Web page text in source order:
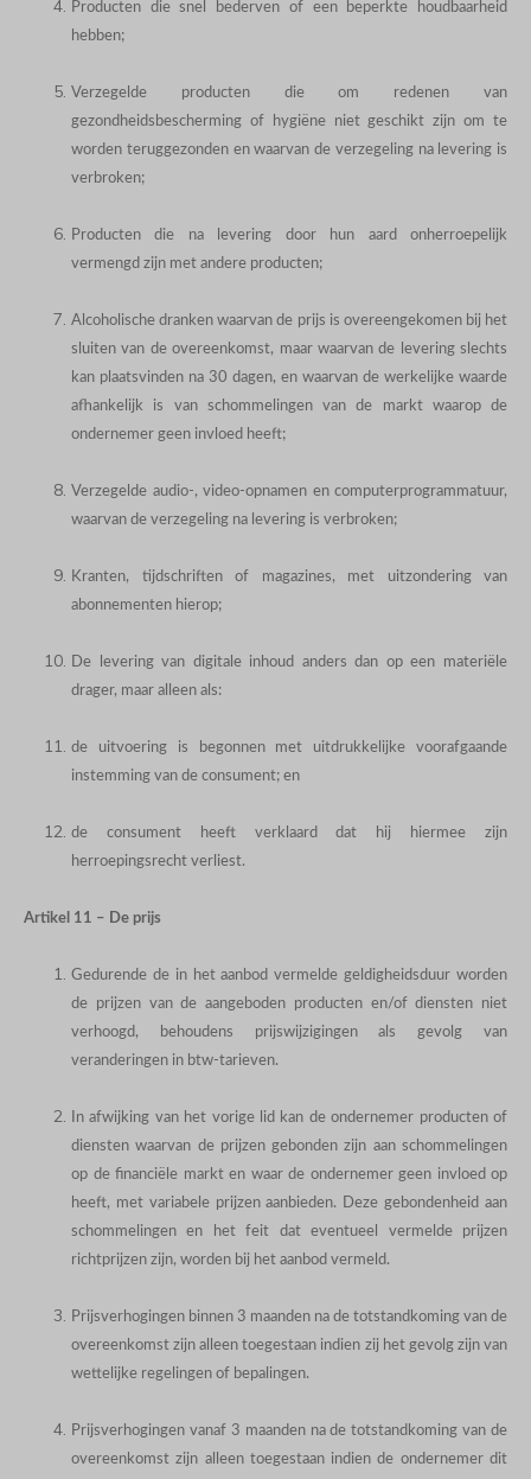
Producten die snel bederven of een beperkte houdbaarheid
hebben;
Verzegelde producten die om redenen van
gezondheidsbescherming of hygiëne niet geschikt zijn om te
worden teruggezonden en waarvan de verzegeling na levering is
verbroken;
Producten die na levering door hun aard onherroepelijk
vermengd zijn met andere producten;
Alcoholische dranken waarvan de prijs is overeengekomen bij het
sluiten van de overeenkomst, maar waarvan de levering slechts
kan plaatsvinden na 30 dagen, en waarvan de werkelijke waarde
afhankelijk is van schommelingen van de markt waarop de
ondernemer geen invloed heeft;
Verzegelde audio-, video-opnamen en computerprogrammatuur,
waarvan de verzegeling na levering is verbroken;
Kranten, tijdschriften of magazines, met uitzondering van
abonnementen hierop;
De levering van digitale inhoud anders dan op een materiële
drager, maar alleen als:
de uitvoering is begonnen met uitdrukkelijke voorafgaande
instemming van de consument; en
de consument heeft verklaard dat hij hiermee zijn
herroepingsrecht verliest.
Artikel 11 – De prijs
Gedurende de in het aanbod vermelde geldigheidsduur worden
de prijzen van de aangeboden producten en/of diensten niet
verhoogd, behoudens prijswijzigingen als gevolg van
veranderingen in btw-tarieven.
In afwijking van het vorige lid kan de ondernemer producten of
diensten waarvan de prijzen gebonden zijn aan schommelingen
op de financiële markt en waar de ondernemer geen invloed op
heeft, met variabele prijzen aanbieden. Deze gebondenheid aan
schommelingen en het feit dat eventueel vermelde prijzen
richtprijzen zijn, worden bij het aanbod vermeld.
Prijsverhogingen binnen 3 maanden na de totstandkoming van de
overeenkomst zijn alleen toegestaan indien zij het gevolg zijn van
wettelijke regelingen of bepalingen.
Prijsverhogingen vanaf 3 maanden na de totstandkoming van de
overeenkomst zijn alleen toegestaan indien de ondernemer dit